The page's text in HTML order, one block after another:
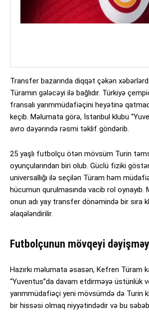
Transfer bazarında diqqət çəkən
Türamın gələcəyi ilə bağlıdır. Türkiyə
fransalı yarımmüdafiəçini heyətinə
keçib. Məlumata görə, İstanbul klubu
avro dəyərində rəsmi təklif göndərib.
25 yaşlı futbolçu ötən mövsüm Turin
oyunçularından biri olub. Güclü fiziki
universallığı ilə seçilən Türam həm
hücumun qurulmasında vacib rol oynayıb.
onun adı yay transfer dönəmində bir sıra
əlaqələndirilir.
Futbolçunun mövqeyi
Hazırkı məlumata əsasən, Kefren Türam
“Yuventus”da davam etdirməyə üstünlük
yarımmüdafiəçi yeni mövsümdə də Turin
bir hissəsi olmaq niyyətindədir və bu